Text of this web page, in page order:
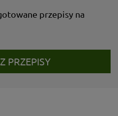
przepisy na
PRZEPISY